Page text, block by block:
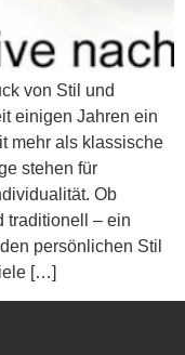
von Stil und
einigen Jahren ein
mehr als klassische
stehen für
Ob
traditionell – ein
persönlichen Stil
[…]